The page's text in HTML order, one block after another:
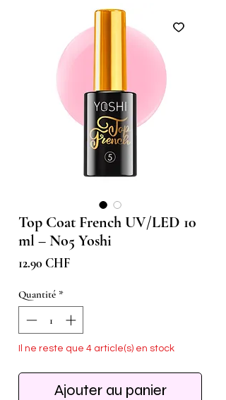
Top Coat French UV/LED 10
ml – No5 Yoshi
12.90 CHFPrix
Quantité *
Il ne reste que 4 article(s) en stock
Ajouter au panier